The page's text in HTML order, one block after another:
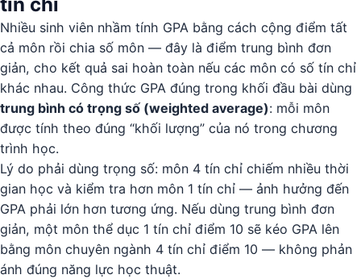
tín chỉ
Nhiều sinh viên nhầm tính GPA bằng cách cộng điểm tất
cả môn rồi chia số môn — đây là điểm trung bình đơn
giản, cho kết quả sai hoàn toàn nếu các môn có số tín chỉ
khác nhau. Công thức GPA đúng trong khối đầu bài dùng
trung bình có trọng số (weighted average): mỗi môn
được tính theo đúng “khối lượng” của nó trong chương
trình học.
Lý do phải dùng trọng số: môn 4 tín chỉ chiếm nhiều thời
gian học và kiểm tra hơn môn 1 tín chỉ — ảnh hưởng đến
GPA phải lớn hơn tương ứng. Nếu dùng trung bình đơn
giản, một môn thể dục 1 tín chỉ điểm 10 sẽ kéo GPA lên
bằng môn chuyên ngành 4 tín chỉ điểm 10 — không phản
ánh đúng năng lực học thuật.